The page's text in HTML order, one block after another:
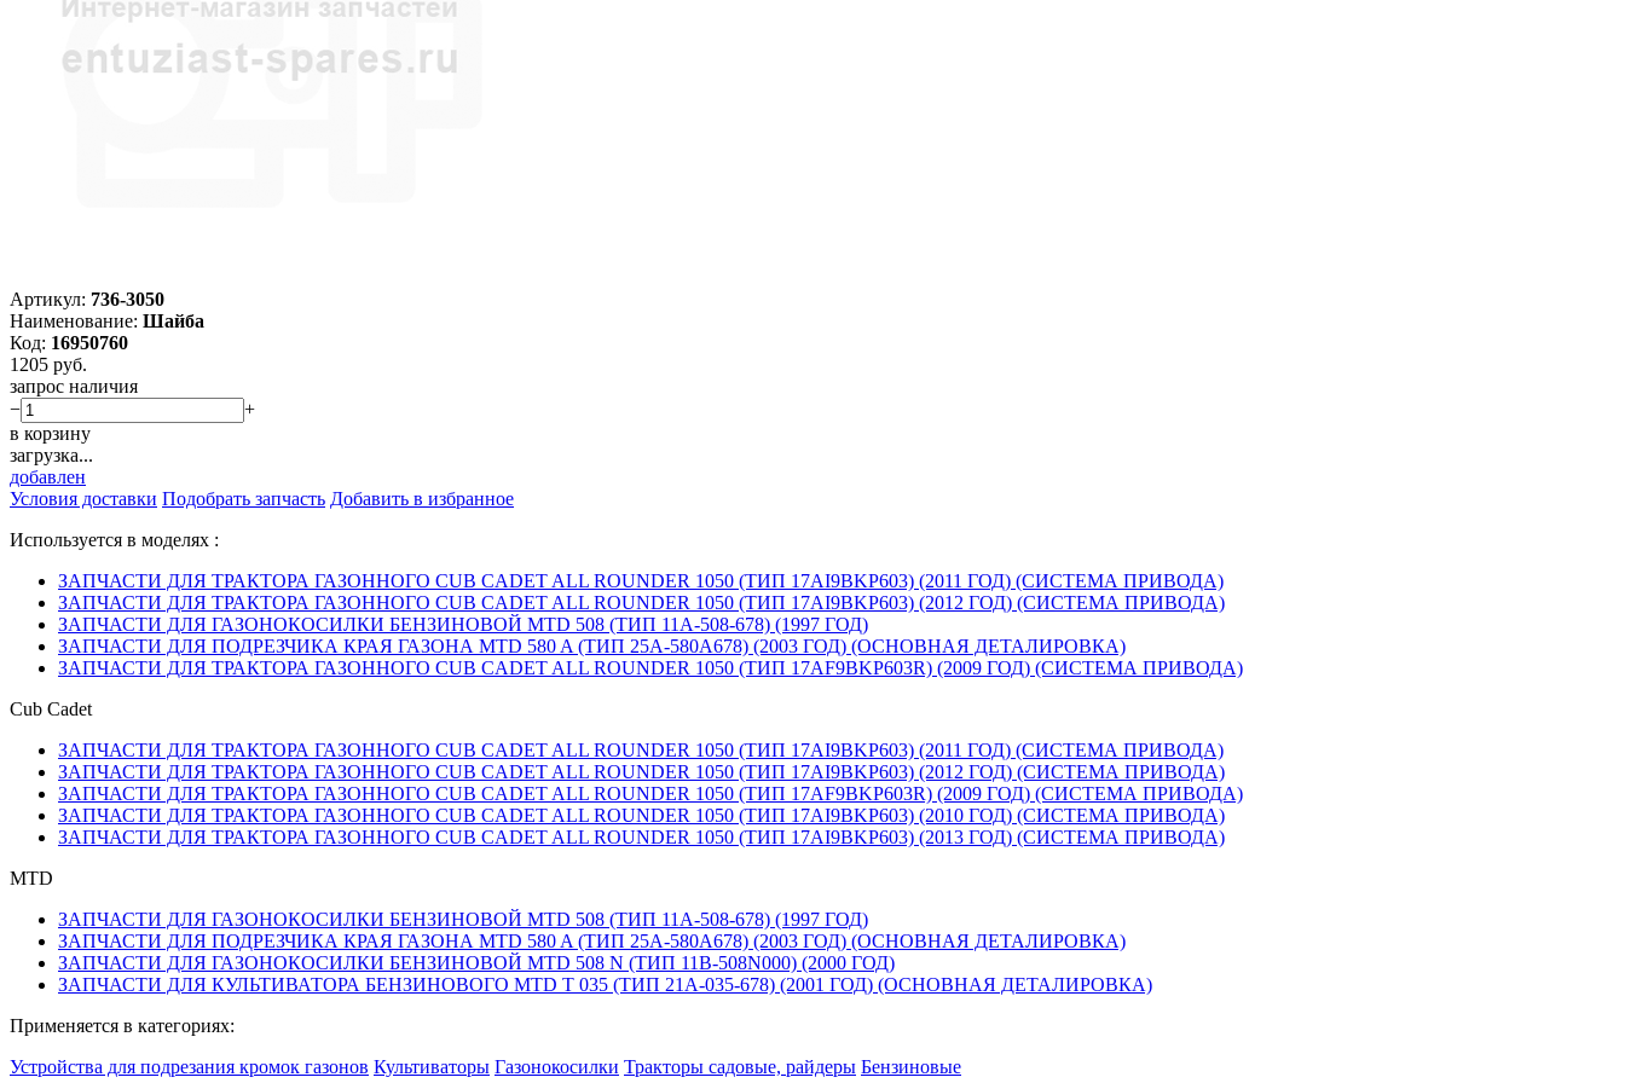
Артикул: 736-3050
Наименование: Шайба
Код: 16950760
1205 руб.
запрос наличия
−
+
в корзину
загрузка...
добавлен
Условия доставки Подобрать запчасть Добавить в избранное
Используется в моделях :
ЗАПЧАСТИ ДЛЯ ТРАКТОРА ГАЗОННОГО CUB CADET ALL ROUNDER 1050 (ТИП 17AI9BKP603) (2011 ГОД) (СИСТЕМА ПРИВОДА)
ЗАПЧАСТИ ДЛЯ ТРАКТОРА ГАЗОННОГО CUB CADET ALL ROUNDER 1050 (ТИП 17AI9BKP603) (2012 ГОД) (СИСТЕМА ПРИВОДА)
ЗАПЧАСТИ ДЛЯ ГАЗОНОКОСИЛКИ БЕНЗИНОВОЙ MTD 508 (ТИП 11A-508-678) (1997 ГОД)
ЗАПЧАСТИ ДЛЯ ПОДРЕЗЧИКА КРАЯ ГАЗОНА MTD 580 A (ТИП 25A-580A678) (2003 ГОД) (ОСНОВНАЯ ДЕТАЛИРОВКА)
ЗАПЧАСТИ ДЛЯ ТРАКТОРА ГАЗОННОГО CUB CADET ALL ROUNDER 1050 (ТИП 17AF9BKP603R) (2009 ГОД) (СИСТЕМА ПРИВОДА)
Cub Cadet
ЗАПЧАСТИ ДЛЯ ТРАКТОРА ГАЗОННОГО CUB CADET ALL ROUNDER 1050 (ТИП 17AI9BKP603) (2011 ГОД) (СИСТЕМА ПРИВОДА)
ЗАПЧАСТИ ДЛЯ ТРАКТОРА ГАЗОННОГО CUB CADET ALL ROUNDER 1050 (ТИП 17AI9BKP603) (2012 ГОД) (СИСТЕМА ПРИВОДА)
ЗАПЧАСТИ ДЛЯ ТРАКТОРА ГАЗОННОГО CUB CADET ALL ROUNDER 1050 (ТИП 17AF9BKP603R) (2009 ГОД) (СИСТЕМА ПРИВОДА)
ЗАПЧАСТИ ДЛЯ ТРАКТОРА ГАЗОННОГО CUB CADET ALL ROUNDER 1050 (ТИП 17AI9BKP603) (2010 ГОД) (СИСТЕМА ПРИВОДА)
ЗАПЧАСТИ ДЛЯ ТРАКТОРА ГАЗОННОГО CUB CADET ALL ROUNDER 1050 (ТИП 17AI9BKP603) (2013 ГОД) (СИСТЕМА ПРИВОДА)
MTD
ЗАПЧАСТИ ДЛЯ ГАЗОНОКОСИЛКИ БЕНЗИНОВОЙ MTD 508 (ТИП 11A-508-678) (1997 ГОД)
ЗАПЧАСТИ ДЛЯ ПОДРЕЗЧИКА КРАЯ ГАЗОНА MTD 580 A (ТИП 25A-580A678) (2003 ГОД) (ОСНОВНАЯ ДЕТАЛИРОВКА)
ЗАПЧАСТИ ДЛЯ ГАЗОНОКОСИЛКИ БЕНЗИНОВОЙ MTD 508 N (ТИП 11B-508N000) (2000 ГОД)
ЗАПЧАСТИ ДЛЯ КУЛЬТИВАТОРА БЕНЗИНОВОГО MTD T 035 (ТИП 21A-035-678) (2001 ГОД) (ОСНОВНАЯ ДЕТАЛИРОВКА)
Применяется в категориях:
Устройства для подрезания кромок газонов Культиваторы Газонокосилки Тракторы садовые, райдеры Бензиновые